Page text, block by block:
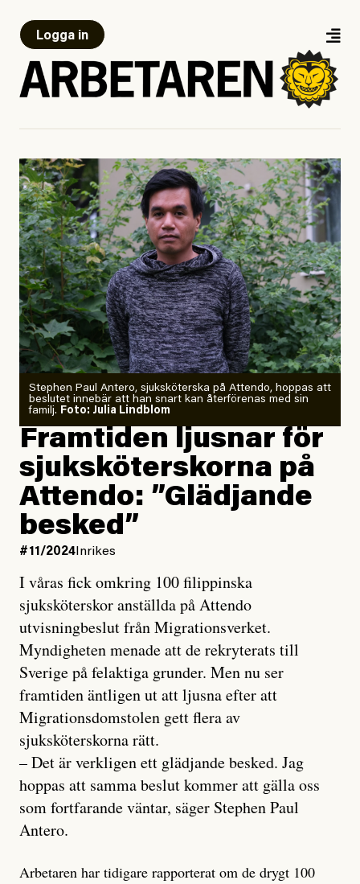
Logga in
Stephen Paul Antero, sjuksköterska på Attendo, hoppas att
beslutet innebär att han snart kan återförenas med sin
familj. Foto: Julia Lindblom
Framtiden ljusnar för
sjuksköterskorna på
Attendo: ”Glädjande
besked”
#11/2024 Inrikes
I våras fick omkring 100 filippinska
sjuksköterskor anställda på Attendo
utvisningbeslut från Migrationsverket.
Myndigheten menade att de rekryterats till
Sverige på felaktiga grunder. Men nu ser
framtiden äntligen ut att ljusna efter att
Migrationsdomstolen gett flera av
sjuksköterskorna rätt.
– Det är verkligen ett glädjande besked. Jag
hoppas att samma beslut kommer att gälla oss
som fortfarande väntar, säger Stephen Paul
Antero.
Arbetaren har tidigare rapporterat om de drygt 100